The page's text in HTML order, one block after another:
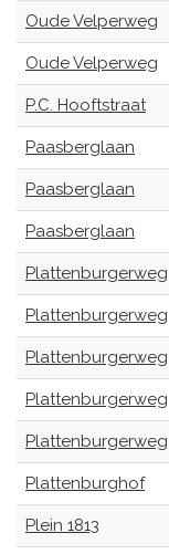
Oude Velperweg
Oude Velperweg
P.C. Hooftstraat
Paasberglaan
Paasberglaan
Paasberglaan
Plattenburgerweg
Plattenburgerweg
Plattenburgerweg
Plattenburgerweg
Plattenburgerweg
Plattenburghof
Plein 1813